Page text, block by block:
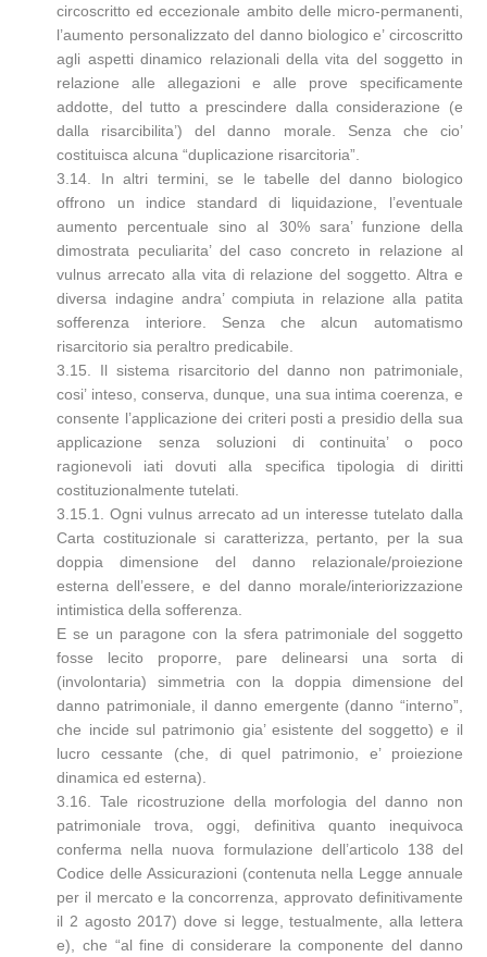
circoscritto ed eccezionale ambito delle micro-permanenti,
l’aumento personalizzato del danno biologico e’ circoscritto
agli aspetti dinamico relazionali della vita del soggetto in
relazione alle allegazioni e alle prove specificamente
addotte, del tutto a prescindere dalla considerazione (e
dalla risarcibilita’) del danno morale. Senza che cio’
costituisca alcuna “duplicazione risarcitoria”.
3.14. In altri termini, se le tabelle del danno biologico
offrono un indice standard di liquidazione, l’eventuale
aumento percentuale sino al 30% sara’ funzione della
dimostrata peculiarita’ del caso concreto in relazione al
vulnus arrecato alla vita di relazione del soggetto. Altra e
diversa indagine andra’ compiuta in relazione alla patita
sofferenza interiore. Senza che alcun automatismo
risarcitorio sia peraltro predicabile.
3.15. Il sistema risarcitorio del danno non patrimoniale,
cosi’ inteso, conserva, dunque, una sua intima coerenza, e
consente l’applicazione dei criteri posti a presidio della sua
applicazione senza soluzioni di continuita’ o poco
ragionevoli iati dovuti alla specifica tipologia di diritti
costituzionalmente tutelati.
3.15.1. Ogni vulnus arrecato ad un interesse tutelato dalla
Carta costituzionale si caratterizza, pertanto, per la sua
doppia dimensione del danno relazionale/proiezione
esterna dell’essere, e del danno morale/interiorizzazione
intimistica della sofferenza.
E se un paragone con la sfera patrimoniale del soggetto
fosse lecito proporre, pare delinearsi una sorta di
(involontaria) simmetria con la doppia dimensione del
danno patrimoniale, il danno emergente (danno “interno”,
che incide sul patrimonio gia’ esistente del soggetto) e il
lucro cessante (che, di quel patrimonio, e’ proiezione
dinamica ed esterna).
3.16. Tale ricostruzione della morfologia del danno non
patrimoniale trova, oggi, definitiva quanto inequivoca
conferma nella nuova formulazione dell’articolo 138 del
Codice delle Assicurazioni (contenuta nella Legge annuale
per il mercato e la concorrenza, approvato definitivamente
il 2 agosto 2017) dove si legge, testualmente, alla lettera
e), che “al fine di considerare la componente del danno